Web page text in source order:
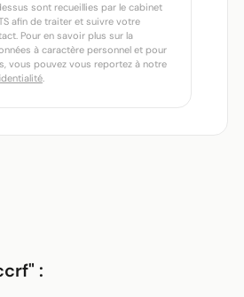
sont recueillies par le cabinet
afin de traiter et suivre votre
Pour en savoir plus sur la
à caractère personnel et pour
vous pouvez vous reportez à notre
.
: